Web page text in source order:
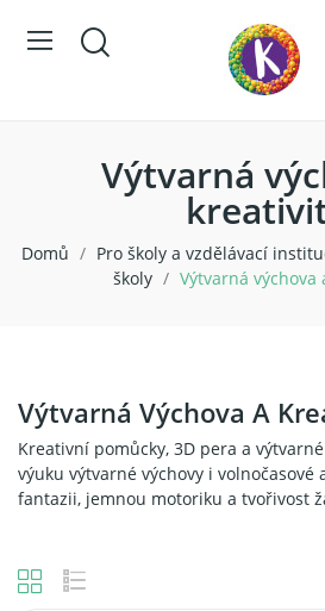
Výtvarná
Domů Pro školy a vzdělávací
školy
Výtvarná výchova
Výtvarná Výchova A
Kreativní pomůcky, 3D pera a
výuku výtvarné výchovy i volnočasové
fantazii, jemnou motoriku a tvořivost